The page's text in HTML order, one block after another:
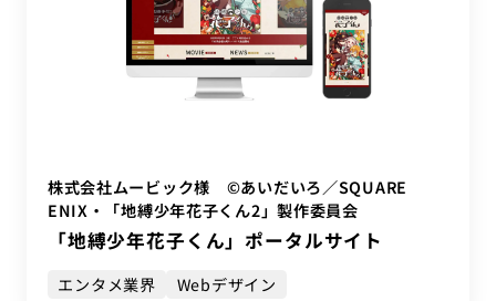
株式会社ムービック様 ©あいだいろ／SQUARE
ENIX・「地縛少年花子くん2」製作委員会
「地縛少年花子くん」ポータルサイト
エンタメ業界 Webデザイン